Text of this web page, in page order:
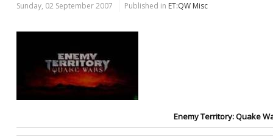
Sunday, 02 September 2007 Published in ET:QW Misc
Enemy Territory: Quake